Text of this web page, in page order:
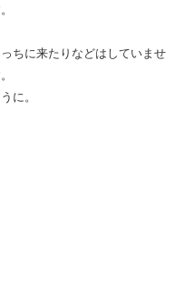
ちに来たりなどはしていませ
に。